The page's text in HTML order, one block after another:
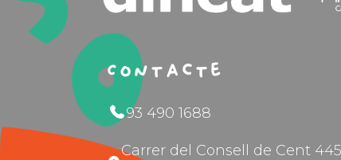
Contacte
93 490 1688
Carrer del Consell de Cent